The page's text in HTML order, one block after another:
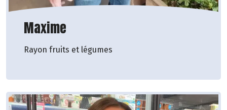
Maxime
Rayon fruits et légumes